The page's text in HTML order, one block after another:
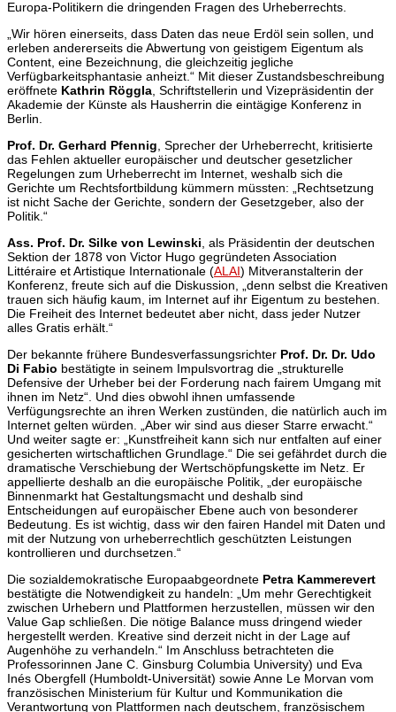
Europa-Politikern die dringenden Fragen des Urheberrechts.
„Wir hören einerseits, dass Daten das neue Erdöl sein sollen, und
erleben andererseits die Abwertung von geistigem Eigentum als
Content, eine Bezeichnung, die gleichzeitig jegliche
Verfügbarkeitsphantasie anheizt.“ Mit dieser Zustandsbeschreibung
eröffnete Kathrin Röggla , Schriftstellerin und Vizepräsidentin der
Akademie der Künste als Hausherrin die eintägige Konferenz in
Berlin.
Prof. Dr. Gerhard Pfennig , Sprecher der Urheberrecht, kritisierte
das Fehlen aktueller europäischer und deutscher gesetzlicher
Regelungen zum Urheberrecht im Internet, weshalb sich die
Gerichte um Rechtsfortbildung kümmern müssten: „Rechtsetzung
ist nicht Sache der Gerichte, sondern der Gesetzgeber, also der
Politik.“
Ass. Prof. Dr. Silke von Lewinski , als Präsidentin der deutschen
Sektion der 1878 von Victor Hugo gegründeten Association
Littéraire et Artistique Internationale (ALAI) Mitveranstalterin der
Konferenz, freute sich auf die Diskussion, „denn selbst die Kreativen
trauen sich häufig kaum, im Internet auf ihr Eigentum zu bestehen.
Die Freiheit des Internet bedeutet aber nicht, dass jeder Nutzer
alles Gratis erhält.“
Der bekannte frühere Bundesverfassungsrichter Prof. Dr. Dr. Udo
Di Fabio bestätigte in seinem Impulsvortrag die „strukturelle
Defensive der Urheber bei der Forderung nach fairem Umgang mit
ihnen im Netz“. Und dies obwohl ihnen umfassende
Verfügungsrechte an ihren Werken zustünden, die natürlich auch im
Internet gelten würden. „Aber wir sind aus dieser Starre erwacht.“
Und weiter sagte er: „Kunstfreiheit kann sich nur entfalten auf einer
gesicherten wirtschaftlichen Grundlage.“ Die sei gefährdet durch die
dramatische Verschiebung der Wertschöpfungskette im Netz. Er
appellierte deshalb an die europäische Politik, „der europäische
Binnenmarkt hat Gestaltungsmacht und deshalb sind
Entscheidungen auf europäischer Ebene auch von besonderer
Bedeutung. Es ist wichtig, dass wir den fairen Handel mit Daten und
mit der Nutzung von urheberrechtlich geschützten Leistungen
kontrollieren und durchsetzen.“
Die sozialdemokratische Europaabgeordnete Petra Kammerevert
bestätigte die Notwendigkeit zu handeln: „Um mehr Gerechtigkeit
zwischen Urhebern und Plattformen herzustellen, müssen wir den
Value Gap schließen. Die nötige Balance muss dringend wieder
hergestellt werden. Kreative sind derzeit nicht in der Lage auf
Augenhöhe zu verhandeln.“ Im Anschluss betrachteten die
Professorinnen Jane C. Ginsburg Columbia University) und Eva
Inés Obergfell (Humboldt-Universität) sowie Anne Le Morvan vom
französischen Ministerium für Kultur und Kommunikation die
Verantwortung von Plattformen nach deutschem, französischem